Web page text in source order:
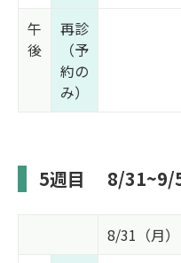
午
後
再診
（予
約の
み）
5週目 8/31~9/
8/31（月）